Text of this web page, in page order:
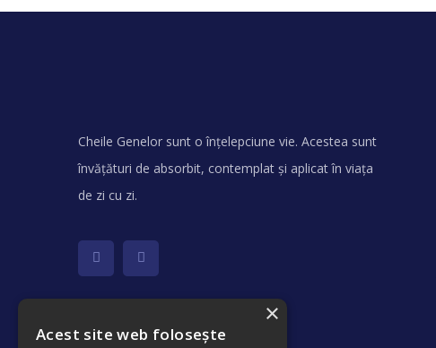
Cheile Genelor sunt o înțelepciune vie. Acestea sunt
învățături de absorbit, contemplat și aplicat în viața
de zi cu zi.
×
Acest site web folosește